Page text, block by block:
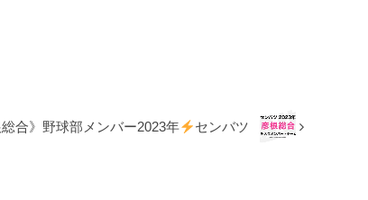
総合》野球部メンバー2023年 センバツ